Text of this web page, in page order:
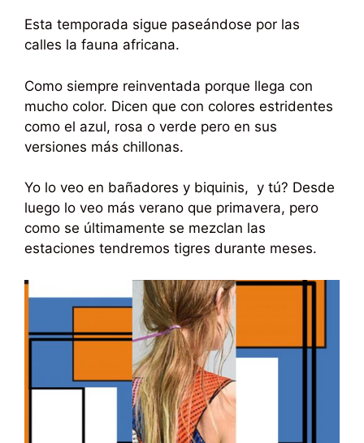
Esta temporada sigue paseándose por las
calles la fauna africana.
Como siempre reinventada porque llega con
mucho color. Dicen que con colores estridentes
como el azul, rosa o verde pero en sus
versiones más chillonas.
Yo lo veo en bañadores y biquinis, y tú? Desde
luego lo veo más verano que primavera, pero
como se últimamente se mezclan las
estaciones tendremos tigres durante meses.